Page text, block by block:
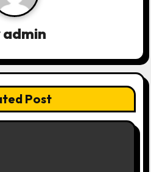
admin
Post